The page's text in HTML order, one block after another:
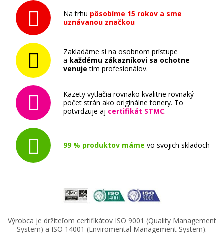
Kompatibilná náplň s EPSON T1599
(Oranžová)
Kompatibilná náplň
Originálna náplň EPSON T1597 (Červená)
Na trhu pôsobíme 15 rokov a sme
uznávanou značkou
Zakladáme si na osobnom prístupe
a každému zákazníkovi sa ochotne
venuje tím profesionálov.
Kazety vytlačia rovnako kvalitne rovnaký
počet strán ako originálne tonery. To
potvrdzuje aj certifikát STMC.
99 % produktov máme vo svojich skladoch
Výrobca je držiteľom certifikátov ISO 9001 (Quality Management
System) a ISO 14001 (Enviromental Management System).